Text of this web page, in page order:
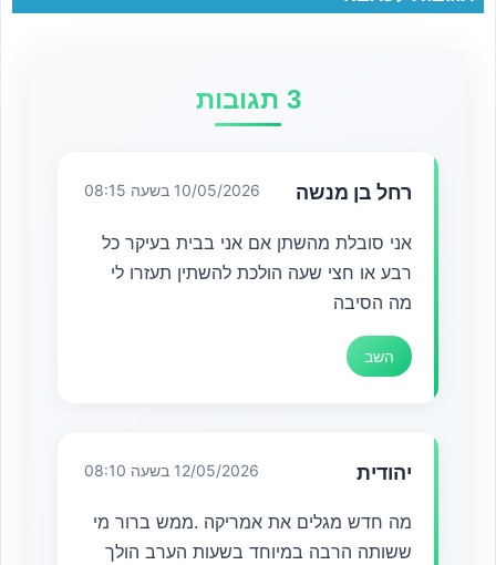
3 תגובות
רחל בן מנשה 10/05/2026 בשעה 08:15
אני סובלת מהשתן אם אני בבית בעיקר כל
רבע או חצי שעה הולכת להשתין תעזרו לי
מה הסיבה
השב
יהודית 12/05/2026 בשעה 08:10
מה חדש מגלים את אמריקה .ממש ברור מי
ששותה הרבה במיוחד בשעות הערב הולך